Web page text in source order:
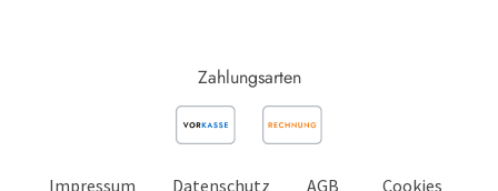
Zahlungsarten
Impressum Datenschutz AGB Cookies